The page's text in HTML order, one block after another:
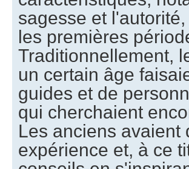
sagesse et
les premières
Traditionnellement,
un certain âge
guides et de
qui cherchaient
Les anciens avaient
expérience et, à ce